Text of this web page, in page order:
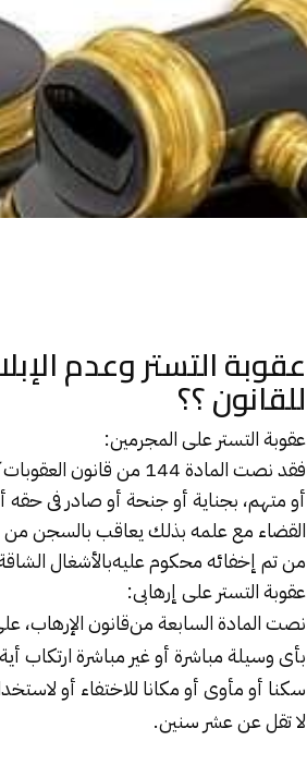
عقوبة التستر وعدم
للقانون ؟؟
عقوبة التستر على المجرمين:
فقد نصت المادة 144 من
قانون العقوبات
أو متهم، بجناية أو جنحة أو صادر فى
من تم إخفائه محكوم عليهبالأشغال
عقوبةالتستر على إرهابى:
نصت المادة السابعة منقانون الإرهاب،
بأى وسيلة مباشرة أو غير مباشرة ارتكاب
سكنا أو مأوى أو مكانا للاختفاء أو
لا تقل عن عشر سنين.